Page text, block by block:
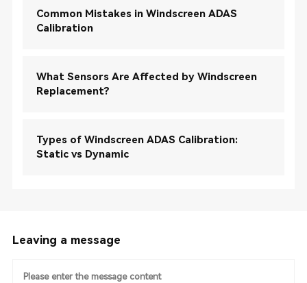
Common Mistakes in Windscreen ADAS
Calibration
What Sensors Are Affected by Windscreen
Replacement?
Types of Windscreen ADAS Calibration:
Static vs Dynamic
Leaving a message